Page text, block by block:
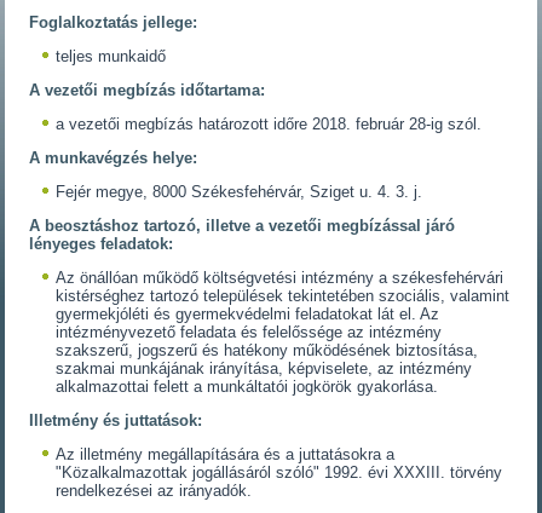
Foglalkoztatás jellege:
teljes munkaidő
A vezetői megbízás időtartama:
a vezetői megbízás határozott időre 2018. február 28-ig szól.
A munkavégzés helye:
Fejér megye, 8000 Székesfehérvár, Sziget u. 4. 3. j.
A beosztáshoz tartozó, illetve a vezetői megbízással járó
lényeges feladatok:
Az önállóan működő költségvetési intézmény a székesfehérvári
kistérséghez tartozó települések tekintetében szociális, valamint
gyermekjóléti és gyermekvédelmi feladatokat lát el. Az
intézményvezető feladata és felelőssége az intézmény
szakszerű, jogszerű és hatékony működésének biztosítása,
szakmai munkájának irányítása, képviselete, az intézmény
alkalmazottai felett a munkáltatói jogkörök gyakorlása.
Illetmény és juttatások:
Az illetmény megállapítására és a juttatásokra a
"Közalkalmazottak jogállásáról szóló" 1992. évi XXXIII. törvény
rendelkezései az irányadók.